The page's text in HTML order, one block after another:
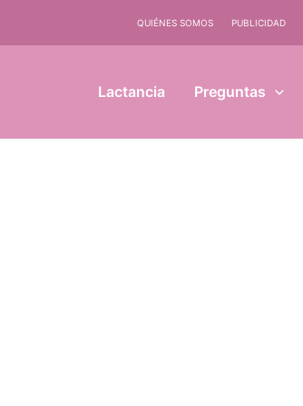
QUIÉNES SOMOS PUBLICIDAD
Lactancia Preguntas